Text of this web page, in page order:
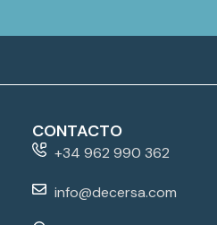
CONTACTO
+34 962 990 362
info@decersa.com